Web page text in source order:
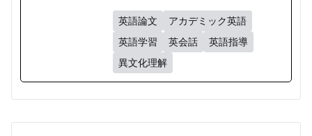
英語論文
アカデミック英語
英語学習
英会話
英語指導
異文化理解